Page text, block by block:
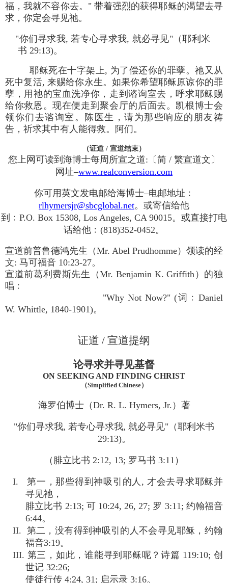
福，我就不容你去。" 带着强烈的获得耶稣的渴望去寻
求，你定会寻见祂。
"你们寻求我, 若专心寻求我, 就必寻见"（耶利米
书 29:13)。
耶稣死在十字架上, 为了偿还你的罪孽。祂又从
死中复活, 来赐给你永生。如果你希望耶稣原谅你的罪
孽，用祂的宝血洗净你，走到谘询室去，呼求耶稣赐
给你救恩。现在便走到聚会厅的后面去。凯根博士会
领你们去谘询室。陈医生，请为那些响应的朋友祷
告，祈求其中有人能得救。阿们。
（证道 / 宣道结束）
您上网可读到海博士每周所宣之道:〔简 / 繁宣道文〕
网址–www.realconversion.com
你可用英文发电邮给海博士–电邮地址﹕
rlhymersjr@sbcglobal.net。或寄信给他
到﹕P.O. Box 15308, Los Angeles, CA 90015。或直接打电
话给他﹕(818)352-0452。
宣道前普鲁德鸿先生（Mr. Abel Prudhomme）领读的经
文: 马可福音 10:23-27。
宣道前葛利费斯先生（Mr. Benjamin K. Griffith）的独
唱﹕
"Why Not Now?" (词﹕Daniel
W. Whittle, 1840-1901)。
证道 / 宣道提纲
论寻求并寻见基督
ON SEEKING AND FINDING CHRIST
（Simplified Chinese）
海罗伯博士（Dr. R. L. Hymers, Jr.）著
"你们寻求我, 若专心寻求我, 就必寻见"（耶利米书
29:13)。
（腓立比书 2:12, 13; 罗马书 3:11）
I. 第一，那些得到神吸引的人, 才会去寻求耶稣并
寻见祂，
腓立比书 2:13; 可 10:24, 26, 27; 罗 3:11; 约翰福音
6:44。
II. 第二，没有得到神吸引的人不会寻见耶稣，约翰
福音3:19。
III. 第三，如此，谁能寻到耶稣呢？诗篇 119:10; 创
世记 32:26;
使徒行传 4:24, 31; 启示录 3:16。